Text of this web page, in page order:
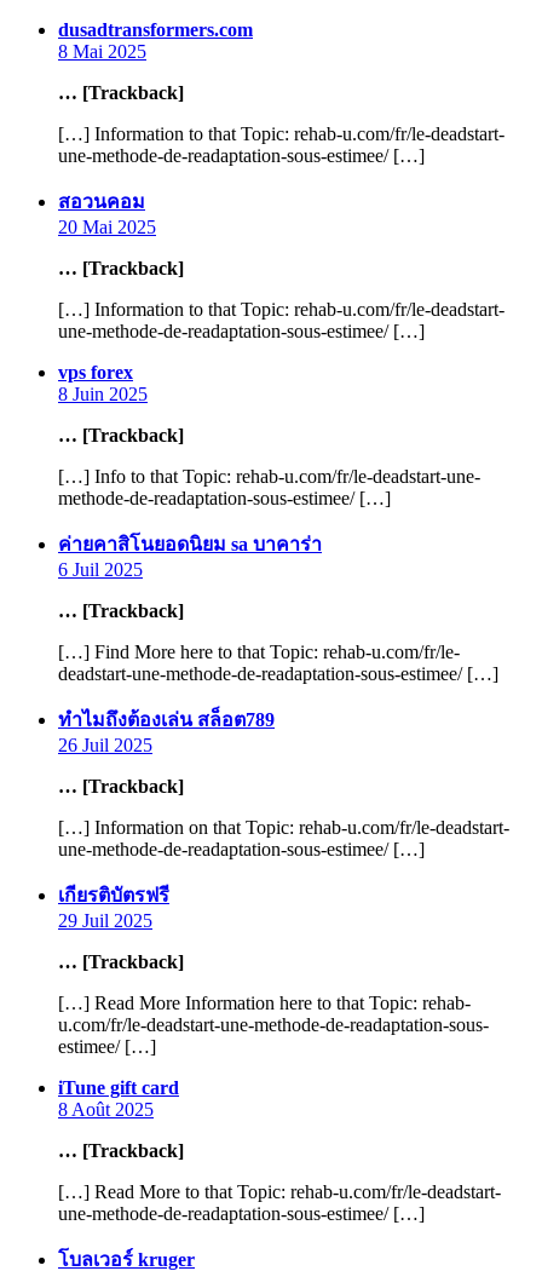
dusadtransformers.comsays:
8 Mai 2025
… [Trackback]
[…] Information to that Topic: rehab-u.com/fr/le-deadstart-
une-methode-de-readaptation-sous-estimee/ […]
สอวนคอม
20 Mai 2025
… [Trackback]
[…] Information to that Topic: rehab-u.com/fr/le-deadstart-
une-methode-de-readaptation-sous-estimee/ […]
vps forexsays:
8 Juin 2025
… [Trackback]
[…] Info to that Topic: rehab-u.com/fr/le-deadstart-une-
methode-de-readaptation-sous-estimee/ […]
ค่ายคาสิโนยอดนิยม sa บาคาร่า
6 Juil 2025
… [Trackback]
[…] Find More here to that Topic: rehab-u.com/fr/le-
deadstart-une-methode-de-readaptation-sous-estimee/ […]
ทำไมถึงต้องเล่น สล็อต789says:
26 Juil 2025
… [Trackback]
[…] Information on that Topic: rehab-u.com/fr/le-deadstart-
une-methode-de-readaptation-sous-estimee/ […]
เกียรติบัตรฟรีsays:
29 Juil 2025
… [Trackback]
[…] Read More Information here to that Topic: rehab-
u.com/fr/le-deadstart-une-methode-de-readaptation-sous-
estimee/ […]
iTune gift card
8 Août 2025
… [Trackback]
[…] Read More to that Topic: rehab-u.com/fr/le-deadstart-
une-methode-de-readaptation-sous-estimee/ […]
โบลเวอร์ krugersays: